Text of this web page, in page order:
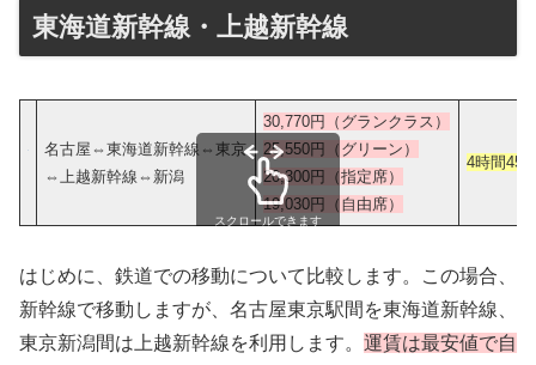
東海道新幹線・上越新幹線
名古屋⇔東海道新幹線⇔東京
⇔上越新幹線⇔新潟
30,770円（グランクラス）
25,550円（グリーン）
20,300円（指定席）
19,030円（自由席）
4時間45
スクロールできます
はじめに、鉄道での移動について比較します。この場合、
新幹線で移動しますが、名古屋東京駅間を東海道新幹線、
東京新潟間は上越新幹線を利用します。 運賃は最安値で自